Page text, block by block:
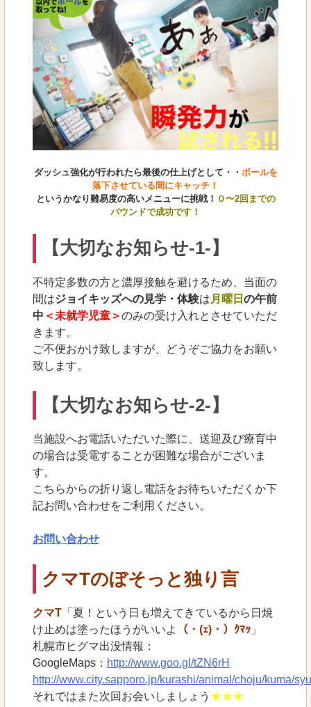
ダッシュ強化が行われたら最後の仕上げとして・・ ボールを
落下させている間にキャッチ！
というかなり難易度の高いメニューに挑戦！ ０〜2回までの
バウンドで成功です！
【大切なお知らせ-1-】
不特定多数の方と濃厚接触を避けるため、当面の
間はジョイキッズへの見学・体験は 月曜日 の午前
中 ＜未就学児童＞のみの受け入れとさせていただ
きます。
ご不便おかけ致しますが、どうぞご協力をお願い
致します。
【大切なお知らせ-2-】
当施設へお電話いただいた際に、送迎及び療育中
の場合は受電することが困難な場合がございま
す。
こちらからの折り返し電話をお待ちいただくか下
記お問い合わせをご利用ください。
お問い合わせ
クマTのぼそっと独り言
クマT 「夏！という日も増えてきているから日焼
け止めは塗ったほうがいいよ
（・(ｪ)・）ｸﾏｯ 」
札幌市ヒグマ出没情報：
GoogleMaps： http://www.goo.gl/tZN6rH
http://www.city.sapporo.jp/kurashi/animal/choju/kuma/
それではまた次回お会いしましょう ★★★